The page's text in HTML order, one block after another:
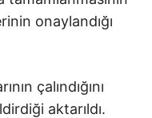
onaylandığı
çalındığını
aktarıldı.